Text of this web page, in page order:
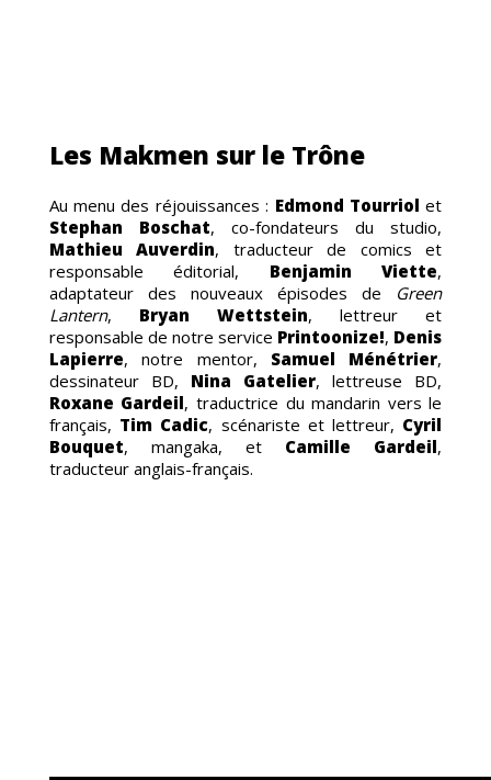
Les Makmen sur le Trône
Au menu des réjouissances : Edmond Tourriol et
Stephan Boschat, co-fondateurs du studio,
Mathieu Auverdin, traducteur de comics et
responsable éditorial, Benjamin Viette,
adaptateur des nouveaux épisodes de Green
Lantern, Bryan Wettstein, lettreur et
responsable de notre service Printoonize!, Denis
Lapierre, notre mentor, Samuel Ménétrier,
dessinateur BD, Nina Gatelier, lettreuse BD,
Roxane Gardeil, traductrice du mandarin vers le
français, Tim Cadic, scénariste et lettreur, Cyril
Bouquet, mangaka, et Camille Gardeil,
traducteur anglais-français.